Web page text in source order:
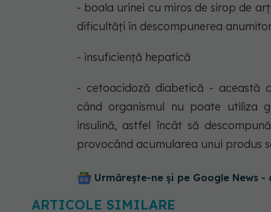
- boala urinei cu miros de sirop de
dificultăți în descompunerea
- insuficiență hepatică
- cetoacidoză diabetică - această
când organismul nu poate utiliza
insulină, astfel încât să
provocând acumularea unui produs
Urmărește-ne și pe Google News -
ARTICOLE SIMILARE